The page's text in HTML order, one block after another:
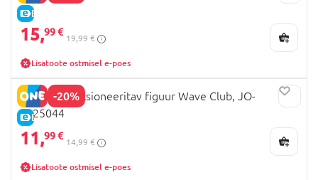
E-HIND
15,99 €
19,99 €
Lisatoote ostmisel e-poes
-20%
E-HIND
Q.KID kollektsioneeritav figuur Wave Club, JO-
2025044
11,99 €
14,99 €
Lisatoote ostmisel e-poes